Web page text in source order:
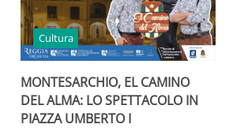
Cultura
MONTESARCHIO, EL CAMINO
DEL ALMA: LO SPETTACOLO IN
PIAZZA UMBERTO I